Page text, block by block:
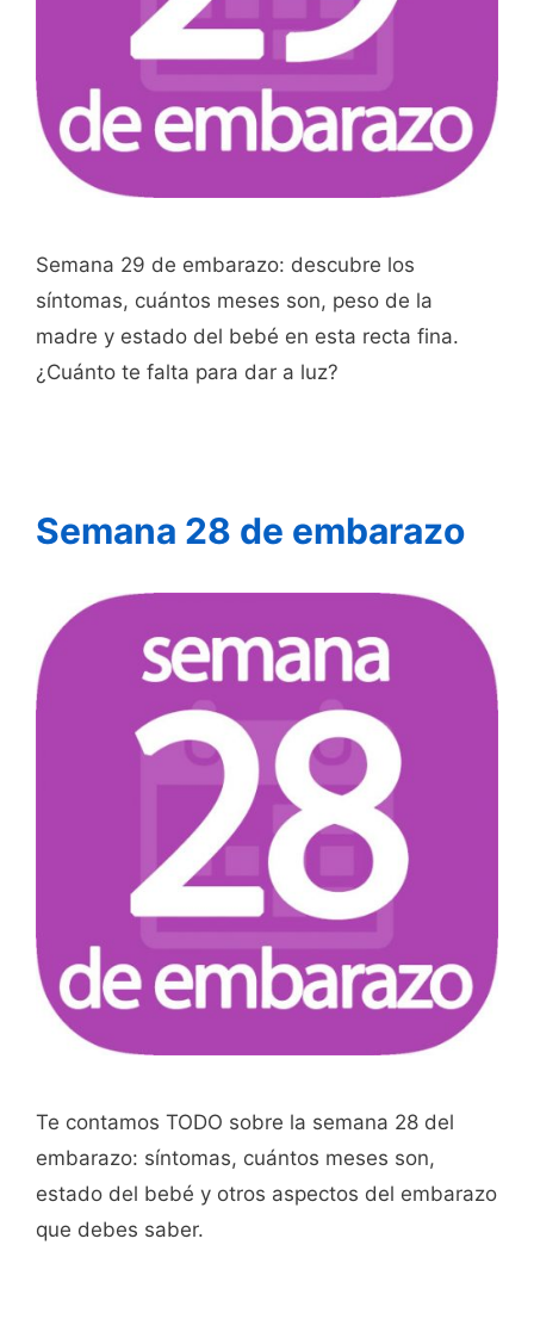
Semana 29 de embarazo: descubre los
síntomas, cuántos meses son, peso de la
madre y estado del bebé en esta recta fina.
¿Cuánto te falta para dar a luz?
Semana 28 de embarazo
Te contamos TODO sobre la semana 28 del
embarazo: síntomas, cuántos meses son,
estado del bebé y otros aspectos del embarazo
que debes saber.